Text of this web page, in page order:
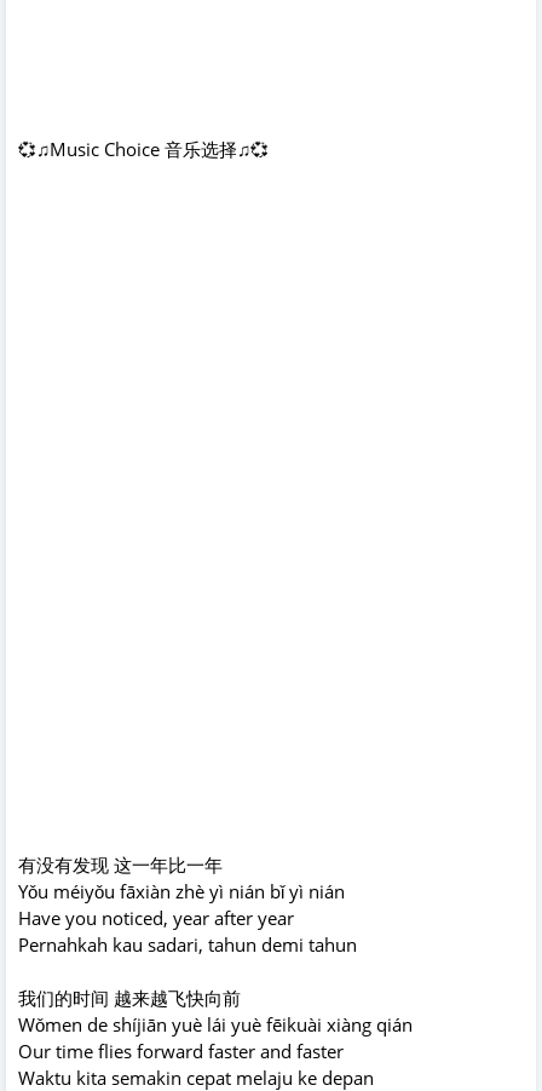
💞♫Music Choice 音乐选择♫💞
有没有发现 这一年比一年
Yǒu méiyǒu fāxiàn zhè yì nián bǐ yì nián
Have you noticed, year after year
Pernahkah kau sadari, tahun demi tahun
我们的时间 越来越飞快向前
Wǒmen de shíjiān yuè lái yuè fēikuài xiàng qián
Our time flies forward faster and faster
Waktu kita semakin cepat melaju ke depan